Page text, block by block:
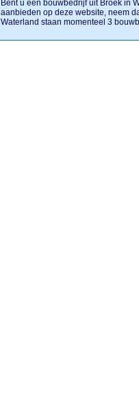
Bent u een bouwbedrijf uit Broek in
aanbieden op deze website, neem
Waterland staan momenteel 3